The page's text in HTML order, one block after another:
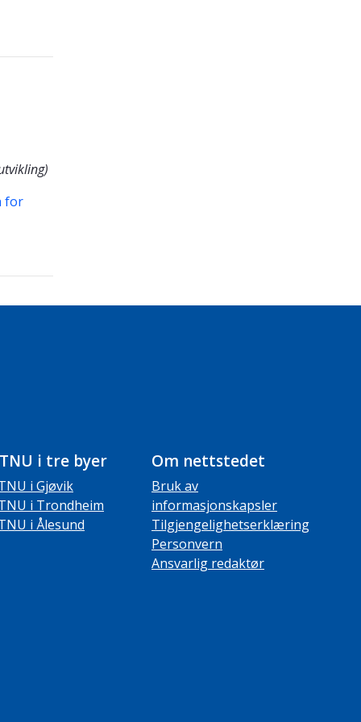
for
i tre byer
i Gjøvik
i Trondheim
i Ålesund
Om nettstedet
Bruk av
informasjonskapsler
Tilgjengelighetserklæring
Personvern
Ansvarlig redaktør